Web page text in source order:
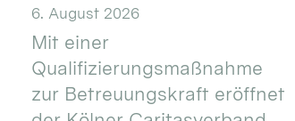
6. August 2026
Mit einer
Qualifizierungsmaßnahme
zur Betreuungskraft eröffnet